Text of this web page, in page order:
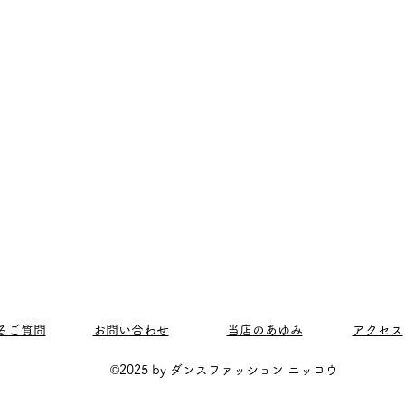
ご質問 ​お問い合わせ 当店のあゆみ アクセス
©2025 by ダンスファッション ニッコウ